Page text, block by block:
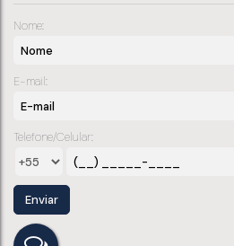
Nome:
E-mail:
Telefone/Celular: